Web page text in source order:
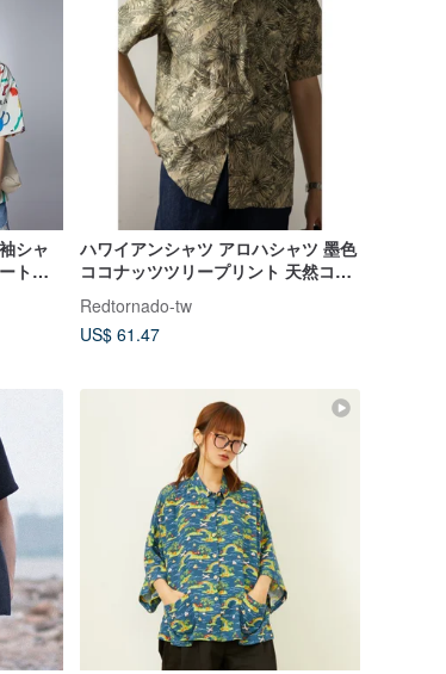
シャ
トッ
ハワイアンシャツ アロハシャツ 墨色
ココナッツツリープリント 天然ココ
Redtornado-tw
US$ 61.47